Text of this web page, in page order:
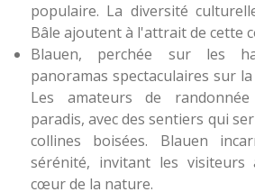
populaire. La diversité
Bâle ajoutent à l'attrait de cette
Blauen, perchée sur les
panoramas spectaculaires sur
Les amateurs de
paradis, avec des sentiers qui
collines boisées. Blauen
sérénité, invitant les visiteurs
cœur de la nature.